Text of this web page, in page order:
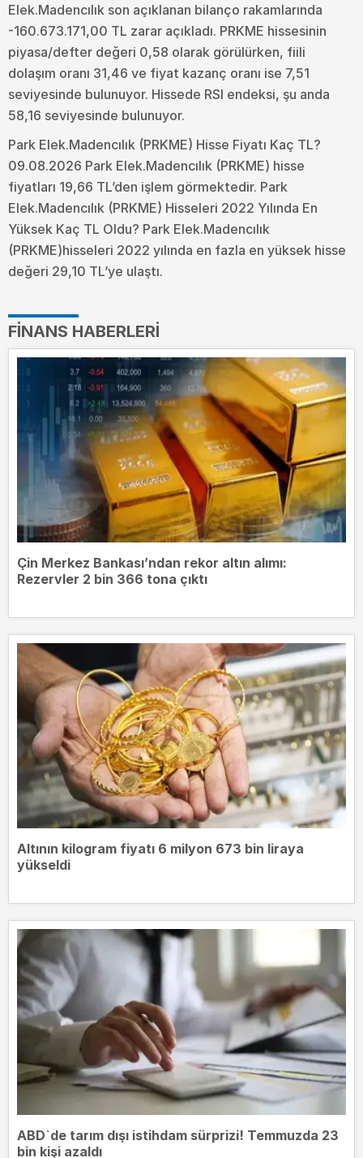
Elek.Madencılık son açıklanan bilanço rakamlarında
-160.673.171,00 TL zarar açıkladı. PRKME hissesinin
piyasa/defter değeri 0,58 olarak görülürken, fiili
dolaşım oranı 31,46 ve fiyat kazanç oranı ise 7,51
seviyesinde bulunuyor. Hissede RSI endeksi, şu anda
58,16 seviyesinde bulunuyor.
Park Elek.Madencılık (PRKME) Hisse Fiyatı Kaç TL?
09.08.2026 Park Elek.Madencılık (PRKME) hisse
fiyatları 19,66 TL’den işlem görmektedir. Park
Elek.Madencılık (PRKME) Hisseleri 2022 Yılında En
Yüksek Kaç TL Oldu? Park Elek.Madencılık
(PRKME)hisseleri 2022 yılında en fazla en yüksek hisse
değeri 29,10 TL’ye ulaştı.
FINANS HABERLERI
Çin Merkez Bankası’ndan rekor altın alımı:
Rezervler 2 bin 366 tona çıktı
Altının kilogram fiyatı 6 milyon 673 bin liraya
yükseldi
ABD`de tarım dışı istihdam sürprizi! Temmuzda 23
bin kişi azaldı